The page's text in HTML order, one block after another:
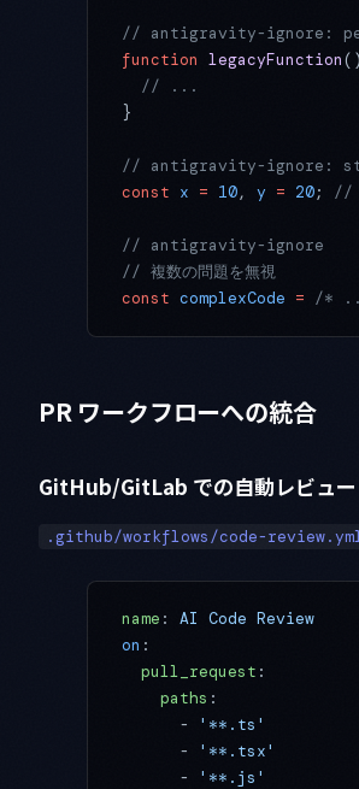
// antigravity-ignore:
function legacyFunction
  // ...
}
// antigravity-ignore:
const x = 10, y = 20; //
// antigravity-ignore
// 複数の問題を無視
const complexCode = /*
PR ワークフローへの統合
GitHub/GitLab での自動レビュー
.github/workflows/code-
name : AI Code Review
on :
  pull_request
:
    paths
:
      -
'**.ts'
      -
'**.tsx'
      -
'**.js'